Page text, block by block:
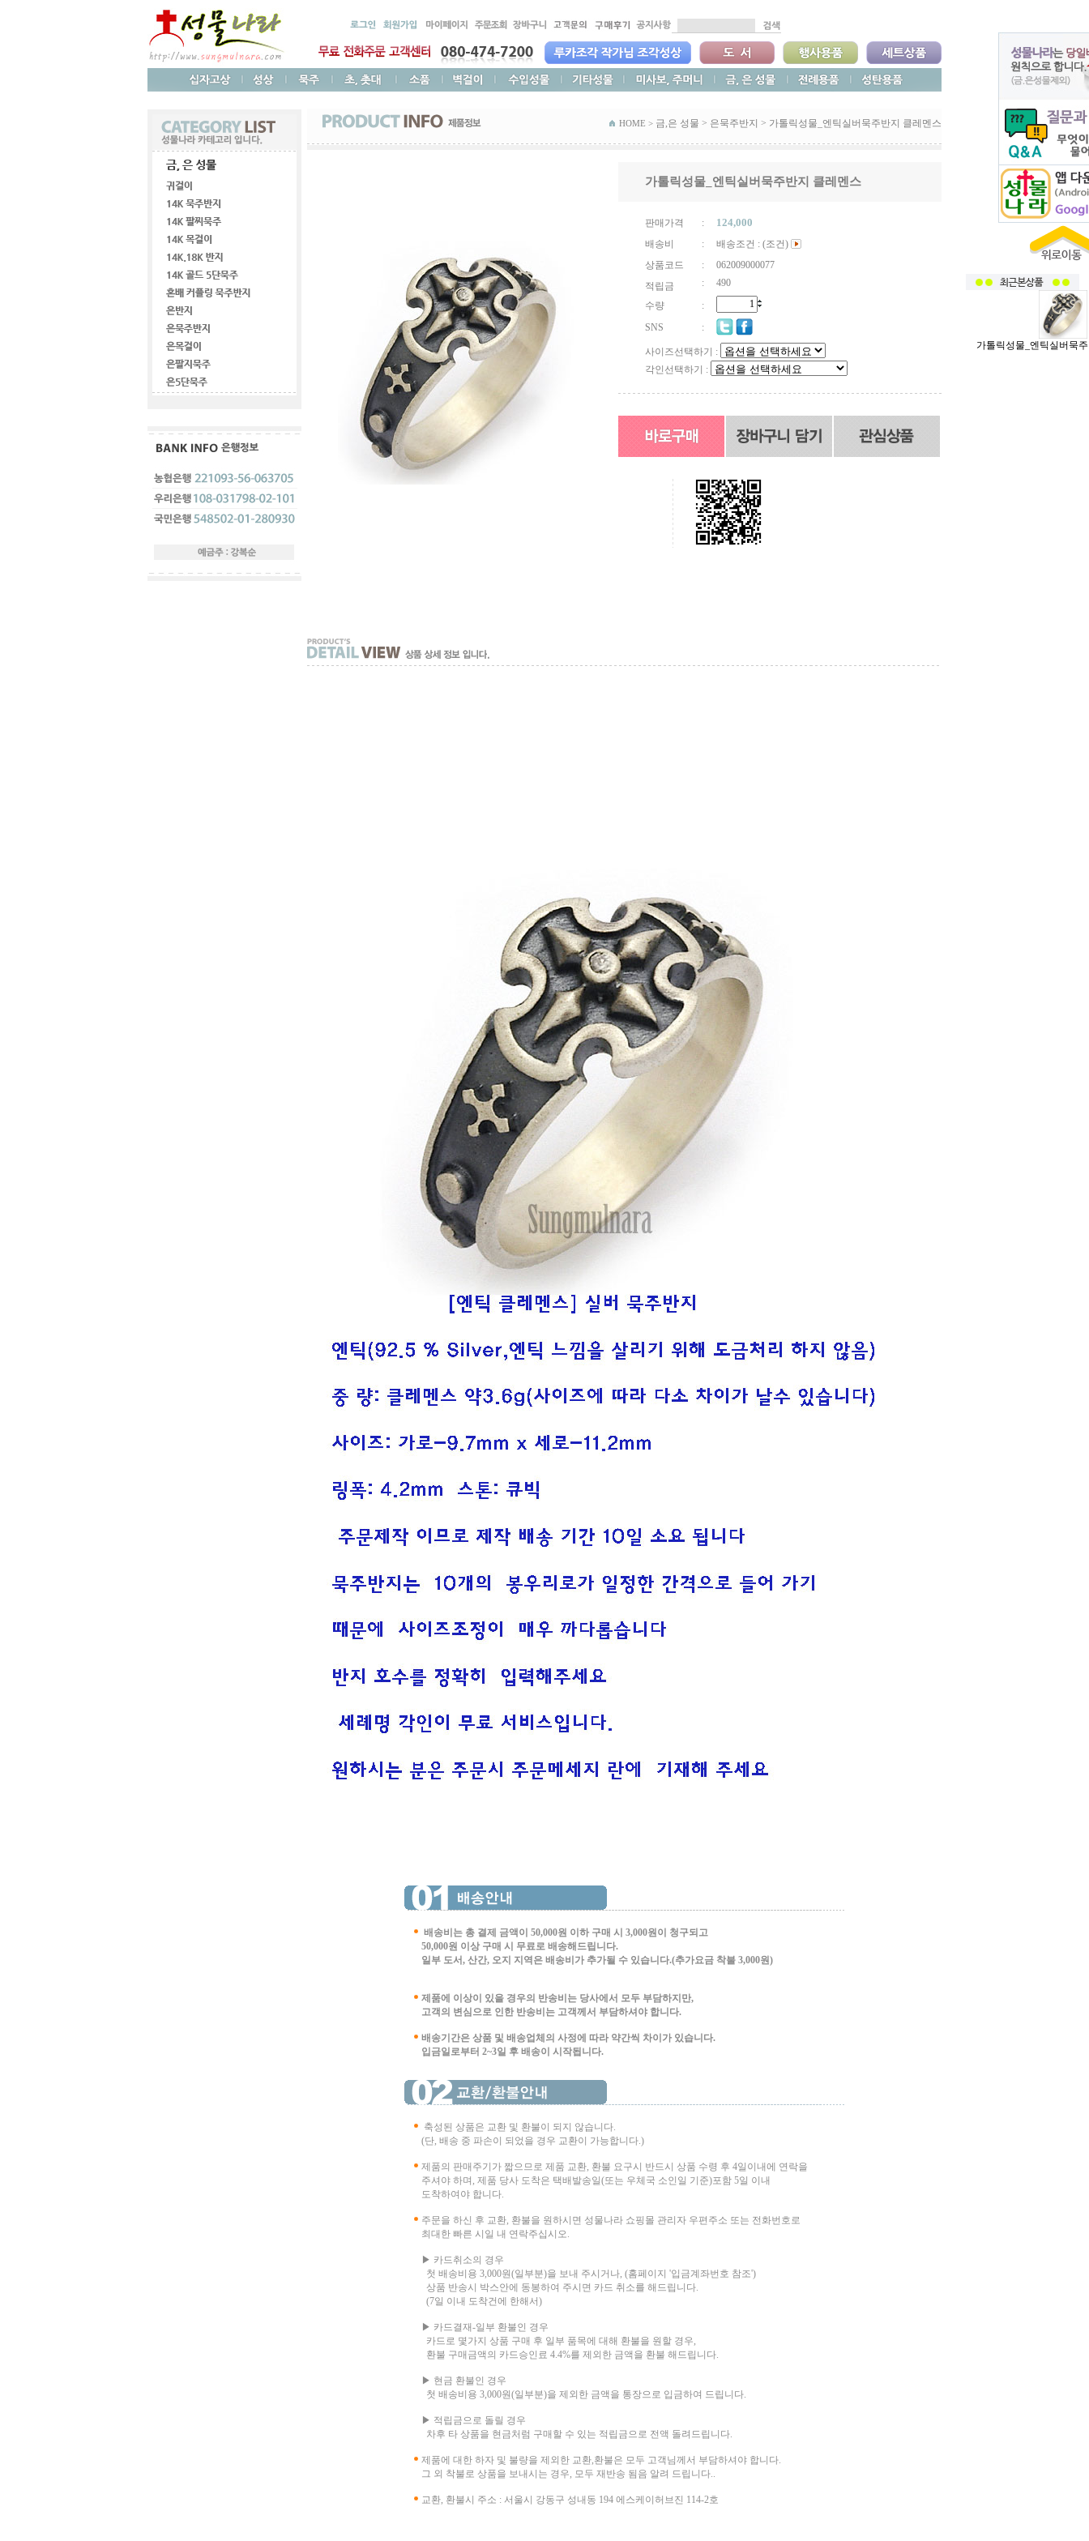
HOME > 금,은 성물 > 은묵주반지 > 가톨릭성물_엔틱실버묵주반지 클레멘스
가톨릭성물_엔틱실버묵주반지 클레멘스
판매가격 : 124,000
배송비 :
배송조건 : (조건)
상품코드
:
062009000077
적립금
:
490
수량
:
SNS
:
사이즈선택하기 :
각인선택하기 :
배송비는 총 결제 금액이 50,000원 이하 구매 시 3,000원이 청구되고
50,000원 이상 구매 시 무료로 배송해드립니다.
일부 도서, 산간, 오지 지역은 배송비가 추가될 수 있습니다.(추가요금 착불 3,000원)
제품에 이상이 있을 경우의 반송비는 당사에서 모두 부담하지만,
고객의 변심으로 인한 반송비는 고객께서 부담하셔야 합니다.
배송기간은 상품 및 배송업체의 사정에 따라 약간씩 차이가 있습니다.
입금일로부터 2~3일 후 배송이 시작됩니다.
축성된 상품은 교환 및 환불이 되지 않습니다.
(단, 배송 중 파손이 되었을 경우 교환이 가능합니다.)
제품의 판매주기가 짧으므로 제품 교환, 환불 요구시 반드시 상품 수령 후 4일이내에 연락을
주셔야 하며, 제품 당사 도착은 택배발송일(또는 우체국 소인일 기준)포함 5일 이내
도착하여야 합니다.
주문을 하신 후 교환, 환불을 원하시면 성물나라 쇼핑몰 관리자 우편주소 또는 전화번호로
최대한 빠른 시일 내 연락주십시오.
▶ 카드취소의 경우
첫 배송비용 3,000원(일부분)을 보내 주시거나, (홈페이지 '입금계좌번호 참조')
상품 반송시 박스안에 동봉하여 주시면 카드 취소를 해드립니다.
(7일 이내 도착건에 한해서)
▶ 카드결재-일부 환불인 경우
카드로 몇가지 상품 구매 후 일부 품목에 대해 환불을 원할 경우,
환불 구매금액의 카드승인료 4.4%를 제외한 금액을 환불 해드립니다.
▶ 현금 환불인 경우
첫 배송비용 3,000원(일부분)을 제외한 금액을 통장으로 입금하여 드립니다.
▶ 적립금으로 돌릴 경우
차후 타 상품을 현금처럼 구매할 수 있는 적립금으로 전액 돌려드립니다.
제품에 대한 하자 및 불량을 제외한 교환,환불은 모두 고객님께서 부담하셔야 합니다.
그 외 착불로 상품을 보내시는 경우, 모두 재반송 됨음 알려 드립니다..
교환, 환불시 주소 : 서울시 강동구 성내동 194 에스케이허브진 114-2호
가톨릭성물_엔틱실버묵